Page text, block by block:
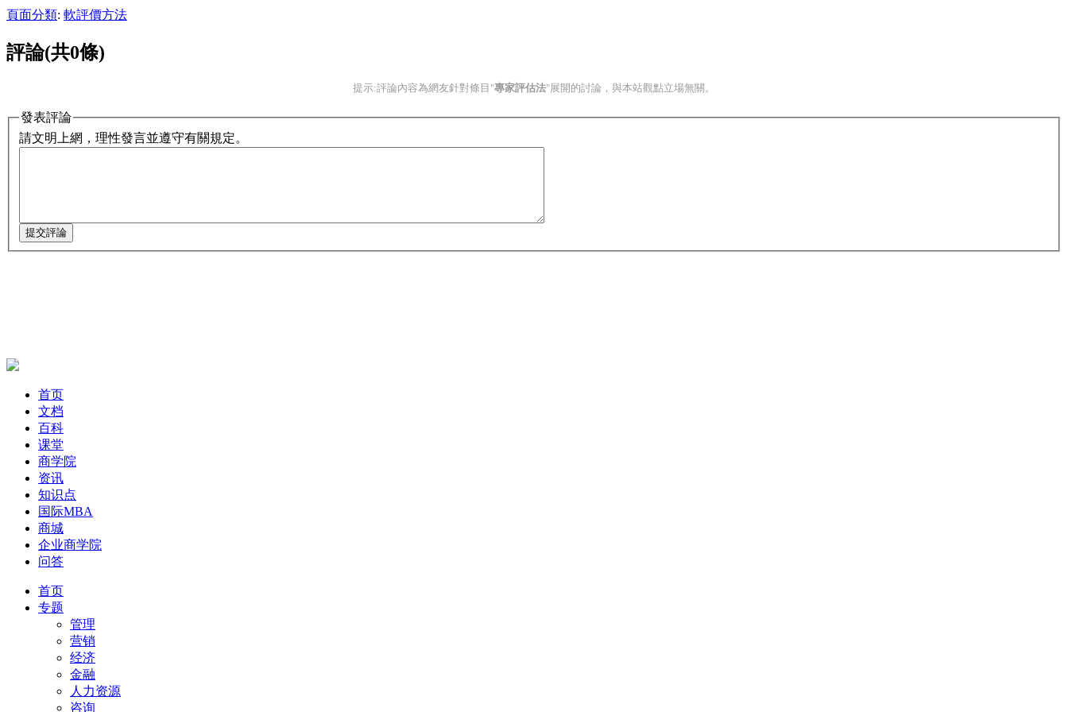
頁面分類: 軟評價方法
評論(共0條)
提示:評論內容為網友針對條目"專家評估法"展開的討論，與本站觀點立場無關。
發表評論
請文明上網，理性發言並遵守有關規定。
首页
文档
百科
课堂
商学院
资讯
知识点
国际MBA
商城
企业商学院
问答
首页
专题
管理
营销
经济
金融
人力资源
咨询